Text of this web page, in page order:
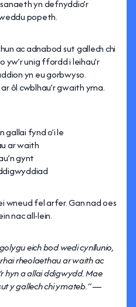
yn defnyddio’r
popeth.
ac adnabod sut gallech chi
yw’r unig ffordd i leihau’r
yn eu gorbwyso.
ôl cwblhau’r gwaith yma.
gallai fynd o’i le
ar waith
gynt
wneud fel arfer. Gan nad oes
nac all-lein.
eich bod wedi cynllunio,
rheolaethau ar waith ac
hyn a allai ddigwydd. Mae
y gallech chi ymateb.” —